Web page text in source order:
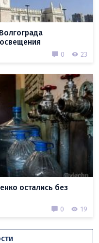
0 23
остались без
0 19